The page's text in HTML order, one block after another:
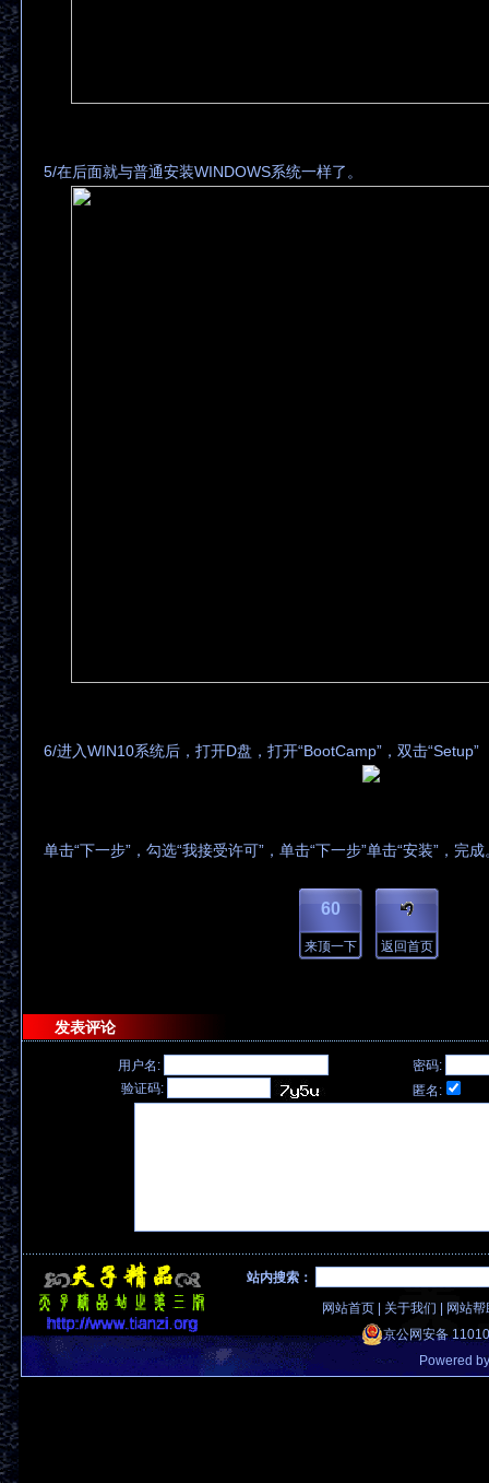
5/在后面就与普通安装WINDOWS系统一样了。
6/进入WIN10系统后，打开D盘，打开“BootCamp”，双击“Setup”
单击“下一步”，勾选“我接受许可”，单击“下一步”单击“安装”，完成
60
来顶一下 返回首页
发表评论
用户名:
密码:
验证码:
匿名:
站内搜索：
网站首页
关于我们
网站帮
京公网安备
Powered